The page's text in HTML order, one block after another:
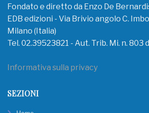
Fondato e diretto da Enzo De
EDB edizioni - Via Brivio angolo C.
Milano (Italia)
Tel. 02.39523821 - Aut. Trib. Mi. n. 803
Informativa sulla privacy
SEZIONI